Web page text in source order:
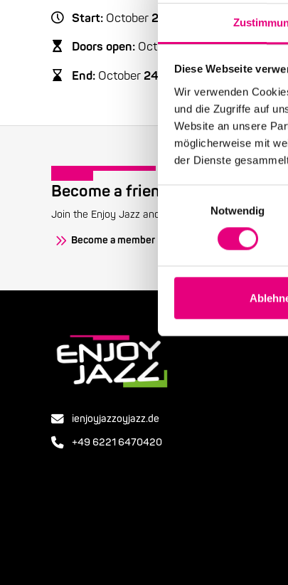
Diese Webseite
Wir verwenden
und die Zugriffe auf
Website an unsere
möglicherweise mit
der Dienste
Einwilligungsauswahl
Notwendig
Start: October24
, 2020 – 8:00 p.m.
Doors open: October24, 2020 – 7:00
End: October24 , 2020 - 10:00 p.m.
Become a friend!
Join the Enjoy Jazz and receive exclusive
Become a member
ienjoyjazzoyjazz.de
+49 6221 6470420